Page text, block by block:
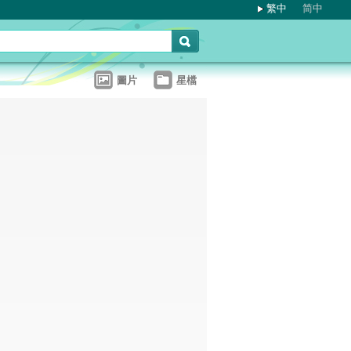
繁中 简中
圖片 星檔